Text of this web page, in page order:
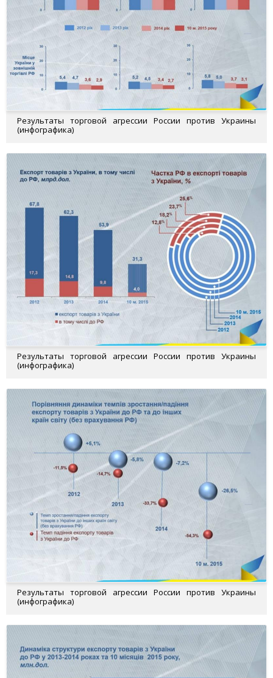
Результаты торговой агрессии России против Украины
(инфографика)
Результаты торговой агрессии России против Украины
(инфографика)
Результаты торговой агрессии России против Украины
(инфографика)